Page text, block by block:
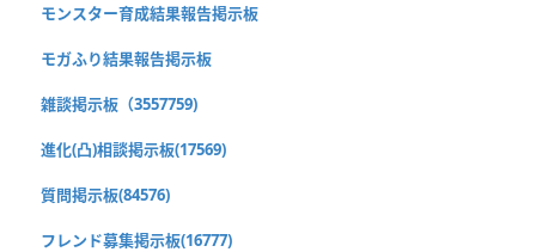
モンスター育成結果報告掲示板
モガふり結果報告掲示板
雑談掲示板（3557759)
進化(凸)相談掲示板(17569)
質問掲示板(84576)
フレンド募集掲示板(16777)